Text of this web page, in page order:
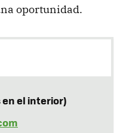
oportunidad.
el interior)